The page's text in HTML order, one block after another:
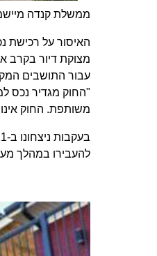
‏ממשלת קנדה
‏האיסור על רכישת
מצוקת דיור בקרב
עבור התושבים
משותפת. החוק
להעבירו במהלך